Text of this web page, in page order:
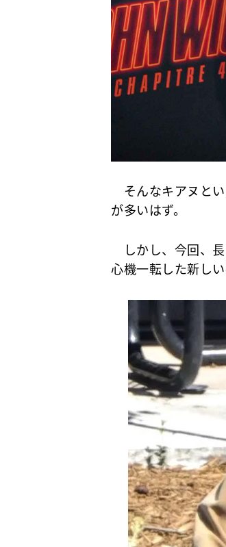
そんなキアヌと
が多いはず。
しかし、今回、長
心機一転した新し